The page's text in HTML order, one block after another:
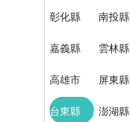
彰化縣 南投縣
嘉義縣 雲林縣
高雄市 屏東縣
台東縣 澎湖縣